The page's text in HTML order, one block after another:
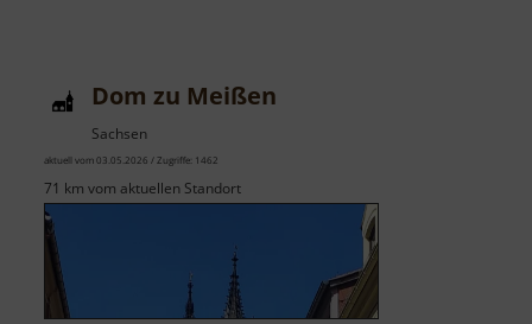
Dom zu Meißen
Sachsen
aktuell vom 03.05.2026 / Zugriffe: 1462
71 km vom aktuellen Standort